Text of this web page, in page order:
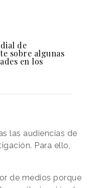
de
sobre algunas
en los
las audiencias de
Para ello,
de medios porque